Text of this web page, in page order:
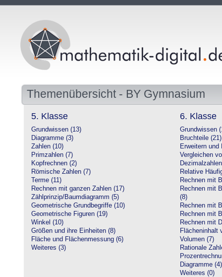
Themenübersicht - BY Gymnasium
5. Klasse
Grundwissen (13)
Diagramme (3)
Zahlen (10)
Primzahlen (7)
Kopfrechnen (2)
Römische Zahlen (7)
Terme (11)
Rechnen mit ganzen Zahlen (17)
Zählprinzip/Baumdiagramm (5)
Geometrische Grundbegriffe (10)
Geometrische Figuren (19)
Winkel (10)
Größen und ihre Einheiten (8)
Fläche und Flächenmessung (6)
Weiteres (3)
6. Klasse
Grundwissen
Bruchteile (21)
Erweitern und
Vergleichen
Relative
Rechnen mit
Rechnen mit
(8)
Rechnen mit
Rechnen mit
Rechnen mit
Flächeninhalt
Volumen (7)
Rationale
Diagramme (4)
Weiteres (0)